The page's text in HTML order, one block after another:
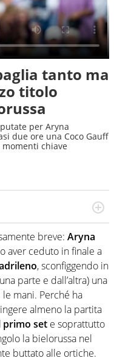
tanto ma
titolo
per Aryna
due ore una Coco Gauff
chiave
a tutto campo, è il
a chiedergli di boxe, di
ne farà innamorare
breve: Aryna
aver ceduto in finale a
, sconfiggendo in
parte e dall’altra) una
mani. Perché ha
almeno la partita
primo set e soprattutto
la bielorussa nel
buttato alle ortiche.